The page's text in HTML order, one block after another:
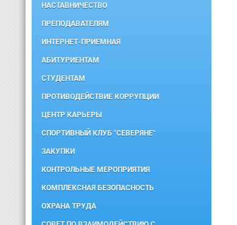
НАСТАВНИЧЕСТВО
ПРЕПОДАВАТЕЛЯМ
ИНТЕРНЕТ-ПРИЕМНАЯ
АБИТУРИЕНТАМ
СТУДЕНТАМ
ПРОТИВОДЕЙСТВИЕ КОРРУПЦИИ
ЦЕНТР КАРЬЕРЫ
СПОРТИВНЫЙ КЛУБ "СЕВЕРЯНЕ"
ЗАКУПКИ
КОНТРОЛЬНЫЕ МЕРОПРИЯТИЯ
КОМПЛЕКСНАЯ БЕЗОПАСНОСТЬ
ОХРАНА ТРУДА